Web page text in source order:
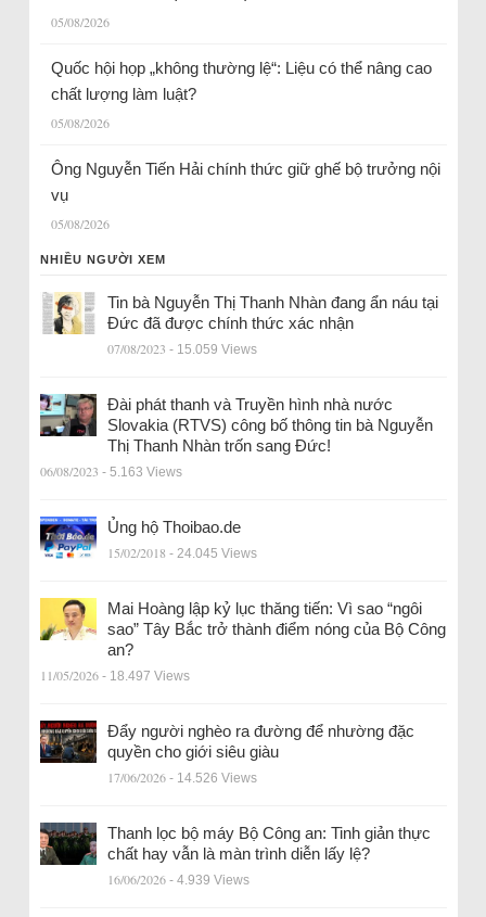
05/08/2026
Quốc hội họp „không thường lệ“: Liệu có thể nâng cao
chất lượng làm luật?
05/08/2026
Ông Nguyễn Tiến Hải chính thức giữ ghế bộ trưởng nội
vụ
05/08/2026
NHIỀU NGƯỜI XEM
Tin bà Nguyễn Thị Thanh Nhàn đang ẩn náu tại
Đức đã được chính thức xác nhận
07/08/2023 - 15.059 Views
Đài phát thanh và Truyền hình nhà nước
Slovakia (RTVS) công bố thông tin bà Nguyễn
Thị Thanh Nhàn trốn sang Đức!
06/08/2023 - 5.163 Views
Ủng hộ Thoibao.de
15/02/2018 - 24.045 Views
Mai Hoàng lập kỷ lục thăng tiến: Vì sao “ngôi
sao” Tây Bắc trở thành điểm nóng của Bộ Công
an?
11/05/2026 - 18.497 Views
Đẩy người nghèo ra đường để nhường đặc
quyền cho giới siêu giàu
17/06/2026 - 14.526 Views
Thanh lọc bộ máy Bộ Công an: Tinh giản thực
chất hay vẫn là màn trình diễn lấy lệ?
16/06/2026 - 4.939 Views